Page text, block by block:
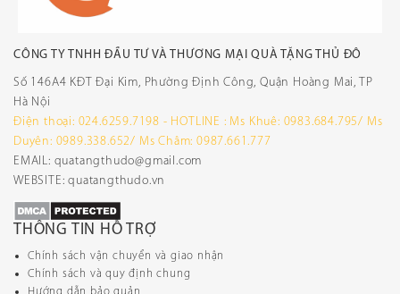
CÔNG TY TNHH ĐẦU TƯ VÀ THƯƠNG MẠI QUÀ TẶNG THỦ ĐÔ
Số 146A4 KĐT Đại Kim, Phường Định Công, Quận Hoàng Mai, TP
Hà Nội
Điện thoại: 024.6259.7198 - HOTLINE : Ms Khuê: 0983.684.795/ Ms
Duyên: 0989.338.652/ Ms Châm: 0987.661.777
EMAIL: quatangthudo@gmail.com
WEBSITE: quatangthudo.vn
THÔNG TIN HỖ TRỢ
Chính sách vận chuyển và giao nhận
Chính sách và quy định chung